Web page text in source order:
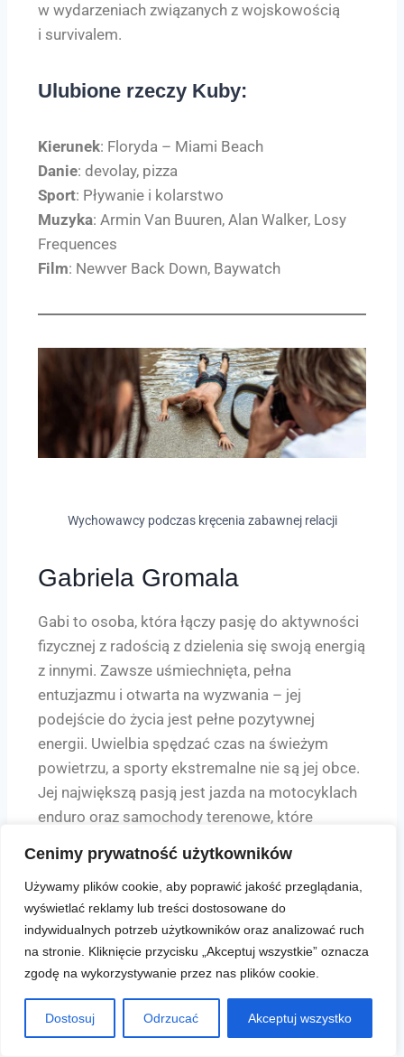
Cenimy prywatność użytkowników
Używamy plików cookie, aby poprawić jakość przeglądania,
wyświetlać reklamy lub treści dostosowane do
indywidualnych potrzeb użytkowników oraz analizować ruch
na stronie. Kliknięcie przycisku „Akceptuj wszystkie” oznacza
zgodę na wykorzystywanie przez nas plików cookie.
Dostosuj Odrzucać Akceptuj wszystko
w wydarzeniach związanych z wojskowością
i survivalem.
Ulubione rzeczy Kuby:
Kierunek: Floryda – Miami Beach
Danie: devolay, pizza
Sport: Pływanie i kolarstwo
Muzyka: Armin Van Buuren, Alan Walker, Losy
Frequences
Film: Newver Back Down, Baywatch
Wychowawcy podczas kręcenia zabawnej relacji
Gabriela Gromala
Gabi to osoba, która łączy pasję do aktywności
fizycznej z radością z dzielenia się swoją energią
z innymi. Zawsze uśmiechnięta, pełna
entuzjazmu i otwarta na wyzwania – jej
podejście do życia jest pełne pozytywnej
energii. Uwielbia spędzać czas na świeżym
powietrzu, a sporty ekstremalne nie są jej obce.
Jej największą pasją jest jazda na motocyklach
enduro oraz samochody terenowe, które
oraz poczucia wolności.
W pracy z ludźmi wykazuje się cierpliwością
i zrozumieniem, zawsze stawiając na pierwszym
miejscu ich potrzeby i komfort. W życiu
zawodowym ma wiele różnych ról – jest pilotem
wychowawcą kolonijnym, który dba
o bezpieczeństwo i dobre samopoczucie